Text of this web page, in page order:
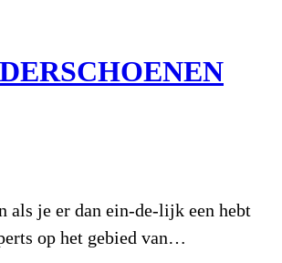
als je er dan ein-de-lijk een hebt
op het gebied van…